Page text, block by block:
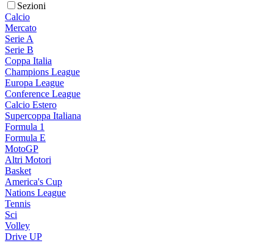
Sezioni
Calcio
Mercato
Serie A
Serie B
Coppa Italia
Champions League
Europa League
Conference League
Calcio Estero
Supercoppa Italiana
Formula 1
Formula E
MotoGP
Altri Motori
Basket
America's Cup
Nations League
Tennis
Sci
Volley
Drive UP